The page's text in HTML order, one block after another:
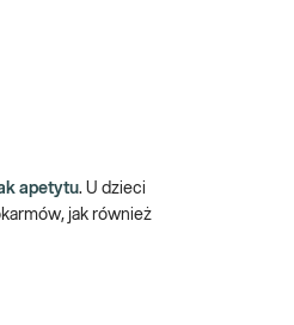
apetytu. U dzieci
jak również